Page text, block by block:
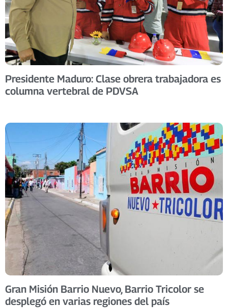
Presidente Maduro: Clase obrera trabajadora es
columna vertebral de PDVSA
Gran Misión Barrio Nuevo, Barrio Tricolor se
desplegó en varias regiones del país